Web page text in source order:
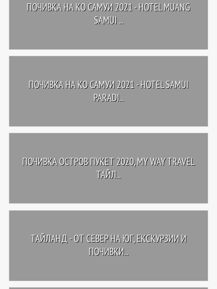
ПОЧИВКА НА КО САМУИ 2021 - HOTEL MUANG
SAMUI ...
ПОЧИВКА НА КО САМУИ 2021 - HOTEL SAMUI
PARADI...
ПОЧИВКА ОСТРОВ ПУКЕТ 2020, MY WAY TRAVEL
ТАЙЛ...
ТАЙЛАНД - OТ СЕВЕР НА ЮГ, ЕКСКУРЗИИ И
ПОЧИВКИ...